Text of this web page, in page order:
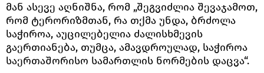
მან ასევე აღნიშნა, რომ „შეგვიძლია შევაჯამოთ,
რომ ტერორიზმთან, რა თქმა უნდა, ბრძოლა
საჭიროა, აუცილებელია ძალისხმევის
გაერთიანება, თუმცა, ამავდროულად, საჭიროა
საერთაშორისო სამართლის ნორმების დაცვა“.